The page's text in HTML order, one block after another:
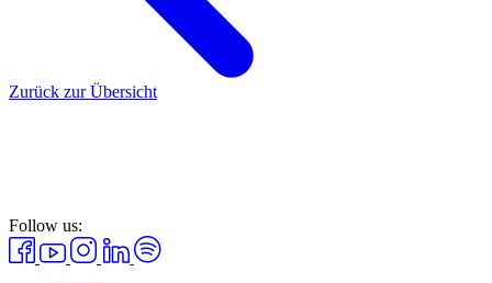
Zurück zur Übersicht
Follow us: